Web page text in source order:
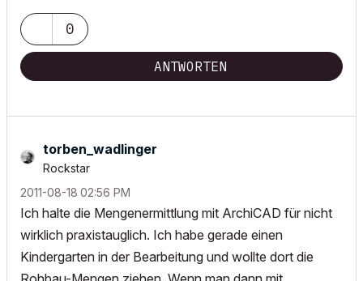
0
ANTWORTEN
torben_wadlinger
Rockstar
‎2011-08-18 02:56 PM
Ich halte die Mengenermittlung mit ArchiCAD für nicht
wirklich praxistauglich. Ich habe gerade einen
Kindergarten in der Bearbeitung und wollte dort die